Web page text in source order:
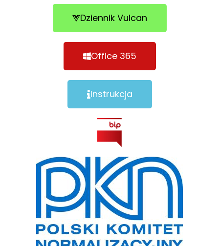
Dziennik Vulcan
Office 365
Instrukcja